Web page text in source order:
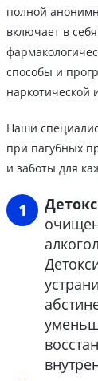
полной
включает в
способы и
наркотической
Наши
при пагубных
и заботы для